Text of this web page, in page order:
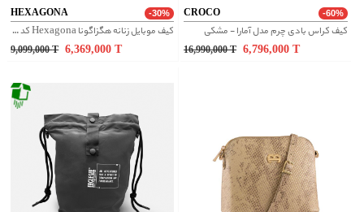
HEXAGONA -30%
کیف موبایل زنانه هگزاگونا Hexagona کد 558373
9,099,000 T 6,369,000
CROCO -60%
کیف کراس بادی چرم مدل آمارا - مشکی
16,990,000 T 6,796,000